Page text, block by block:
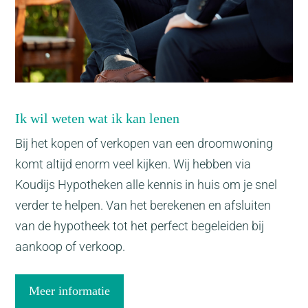
Ik wil weten wat ik kan lenen
Bij het kopen of verkopen van een droomwoning
komt altijd enorm veel kijken. Wij hebben via
Koudijs Hypotheken alle kennis in huis om je snel
verder te helpen. Van het berekenen en afsluiten
van de hypotheek tot het perfect begeleiden bij
aankoop of verkoop.
Meer informatie